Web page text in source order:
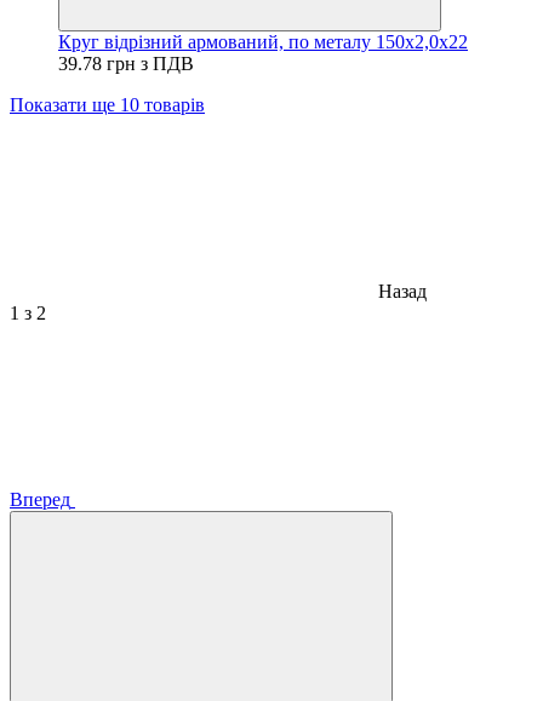
Круг відрізний армований, по металу 150х2,0х22
39.78 грн з ПДВ
Показати ще 10 товарів
Назад
1 з 2
Вперед